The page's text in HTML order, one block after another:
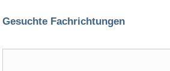
Gesuchte Fachrichtungen